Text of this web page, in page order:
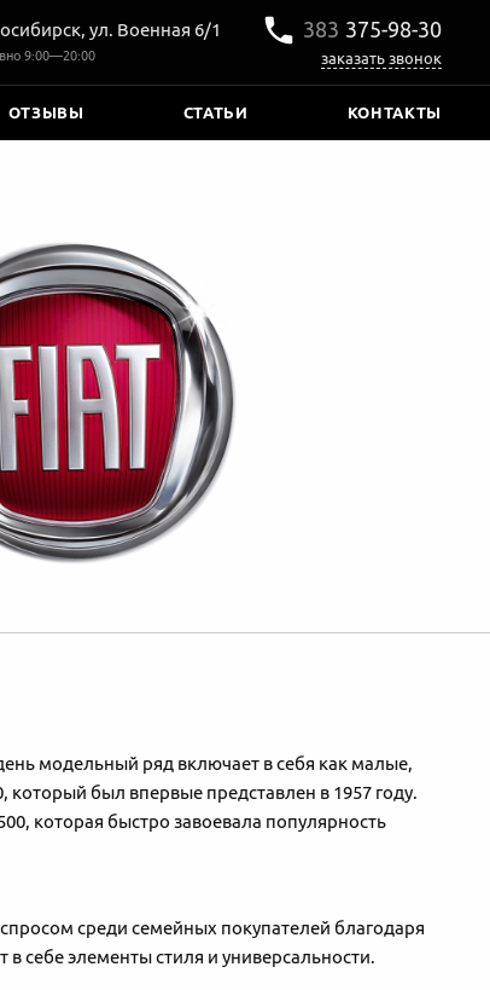
ул. Военная 6/1
9:00—20:00
383 375‒98‒30
заказать звонок
ОТЗЫВЫ СТАТЬИ КОНТАКТЫ
модельный ряд включает в себя как малые,
был впервые представлен в 1957 году.
которая быстро завоевала популярность
среди семейных покупателей благодаря
себе элементы стиля и универсальности.